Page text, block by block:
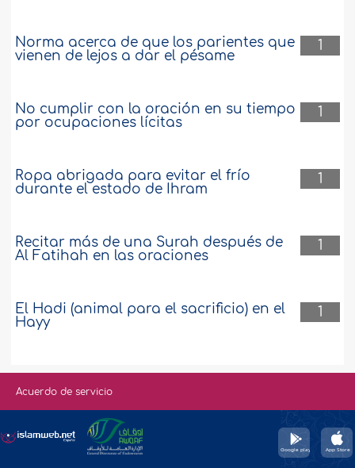
1
Norma acerca de que los parientes que
vienen de lejos a dar el pésame
1
No cumplir con la oración en su tiempo
por ocupaciones lícitas
1
Ropa abrigada para evitar el frío
durante el estado de Ihram
1
Recitar más de una Surah después de
Al Fatihah en las oraciones
1
El Hadi (animal para el sacrificio) en el
Hayy
Acuerdo de servicio